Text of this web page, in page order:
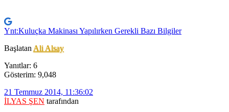
Ynt:Kuluçka Makinası Yapılırken Gerekli Bazı Bilgiler
Başlatan Ali Alsay
Yanıtlar: 6
Gösterim: 9,048
21 Temmuz 2014, 11:36:02
İLYAS ŞEN tarafından